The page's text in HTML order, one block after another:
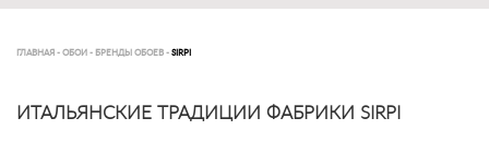
ГЛАВНАЯ - ОБОИ - БРЕНДЫ ОБОЕВ - SIRPI
ИТАЛЬЯНСКИЕ ТРАДИЦИИ ФАБРИКИ SIRPI